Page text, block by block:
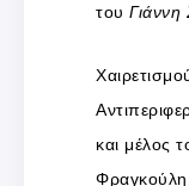
του Γιάννη
και μέλος